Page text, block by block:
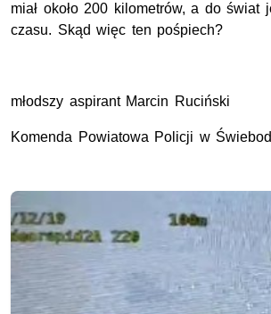
miał około 200 kilometrów, a do świat
czasu. Skąd więc ten pośpiech?
młodszy aspirant Marcin Ruciński
Komenda Powiatowa Policji w